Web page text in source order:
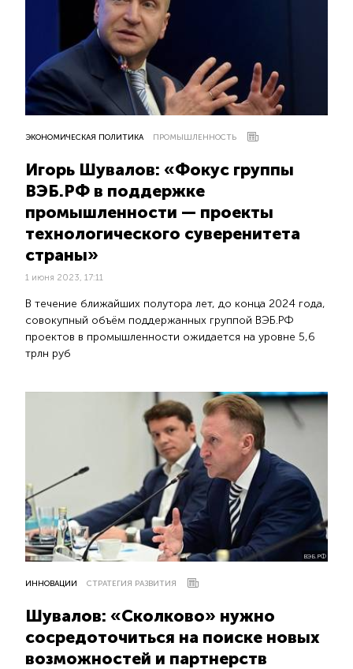
ЭКОНОМИЧЕСКАЯ ПОЛИТИКА ПРОМЫШЛЕННОСТЬ
Игорь Шувалов: «Фокус группы
ВЭБ.РФ в поддержке
промышленности — проекты
технологического суверенитета
страны»
1 июня 2023, 17:11
В течение ближайших полутора лет, до конца 2024 года,
совокупный объём поддержанных группой ВЭБ.РФ
проектов в промышленности ожидается на уровне 5,6
трлн руб
ВЭБ.РФ
ИННОВАЦИИ СТРАТЕГИЯ РАЗВИТИЯ
Шувалов: «Сколково» нужно
сосредоточиться на поиске новых
возможностей и партнерств